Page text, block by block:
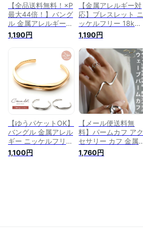
【全品送料無料！×P
最大44倍！】バング
ル 金属アレルギー
ニッケルフリー 18k
コーティング レディ
ース 変形 カーブ ウ
ェーブ ぷっくり メ
タル ブレスレット
大人 ゴールド シル
バー
1,190円
【金属アレルギー対
応】ブレスレット ニ
ッケルフリー 18kコ
ーティング レディー
ス チェーン メタル
大人 華奢 シンプル
ゴールド シルバー
ピンクゴールド
1,190円
【ゆうパケットOK】
バングル 金属アレル
ギー ニッケルフリー
レディース ブレスレ
ット ヴィンテージ調
1,100円
【メール便送料無
料】パームカフ アク
セサリー カフ 金属
アレルギー対応 ニッ
ケルフリー 真鍮 ウ
1,760円